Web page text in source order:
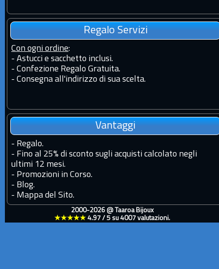
Regalo Servizi
Con ogni ordine:
- Astucci e sacchetto inclusi.
- Confezione Regalo Gratuita.
- Consegna all'indirizzo di sua scelta.
Vantaggi
- Regalo.
- Fino al 25% di sconto sugli acquisti calcolato negli
ultimi 12 mesi.
- Promozioni in Corso.
- Blog.
- Mappa del Sito.
2000-2026 @ Taaroa Bijoux
★★★★★ 4.97 /5 su4007 valutazioni.